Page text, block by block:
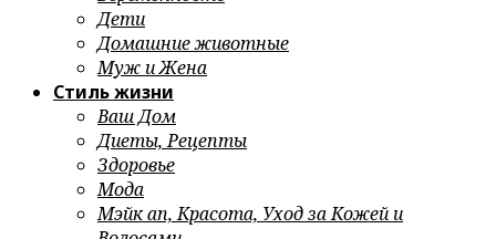
Дети
Домашние животные
Муж и Жена
Стиль жизни
Ваш Дом
Диеты, Рецепты
Здоровье
Мода
Мэйк ап, Красота, Уход за Кожей и